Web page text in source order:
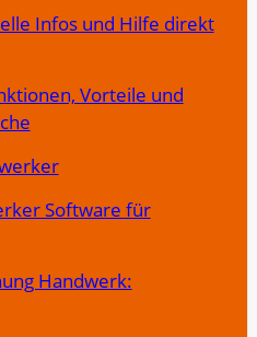
Infos und Hilfe direkt
Vorteile und
Software für
Handwerk: